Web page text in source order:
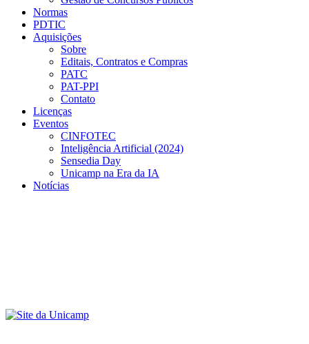
Normas
PDTIC
Aquisições
Sobre
Editais, Contratos e Compras
PATC
PAT-PPI
Contato
Licenças
Eventos
CINFOTEC
Inteligência Artificial (2024)
Sensedia Day
Unicamp na Era da IA
Notícias